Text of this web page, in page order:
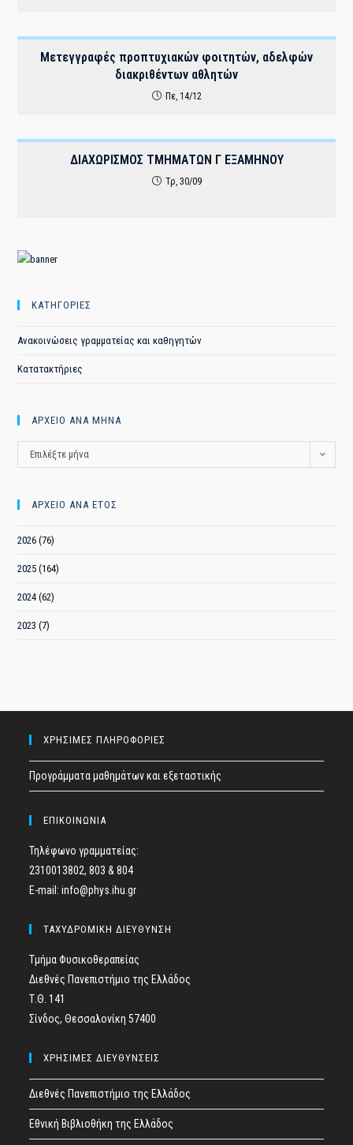
Mετεγγραφές προπτυχιακών φοιτητών, αδελφών
διακριθέντων αθλητών
Πε, 14/12
ΔΙΑΧΩΡΙΣΜΟΣ ΤΜΗΜΑΤΩΝ Γ ΕΞΑΜΗΝΟΥ
Τρ, 30/09
ΚΑΤΗΓΟΡΙΕΣ
Ανακοινώσεις γραμματείας και καθηγητών
Κατατακτήριες
ΑΡΧΕΙΟ ΑΝΑ ΜΗΝΑ
ΑΡΧΕΙΟ
ΑΝΑ
Επιλέξτε μήνα
ΑΡΧΕΙΟ ΑΝΑ ΕΤΟΣ
2026 (76)
2025 (164)
2024 (62)
2023 (7)
ΧΡΗΣΙΜΕΣ ΠΛΗΡΟΦΟΡΙΕΣ
Προγράμματα μαθημάτων και εξεταστικής
ΕΠΙΚΟΙΝΩΝΙΑ
Τηλέφωνο γραμματείας:
2310013802, 803 & 804
E-mail: info@phys.ihu.gr
ΤΑΧΥΔΡΟΜΙΚΗ ΔΙΕΥΘΥΝΣΗ
Τμήμα Φυσικοθεραπείας
Διεθνές Πανεπιστήμιο της Ελλάδος
Τ.Θ. 141
Σίνδος, Θεσσαλονίκη 57400
ΧΡΗΣΙΜΕΣ ΔΙΕΥΘΥΝΣΕΙΣ
Διεθνές Πανεπιστήμιο της Ελλάδος
Εθνική Βιβλιοθήκη της Ελλάδος